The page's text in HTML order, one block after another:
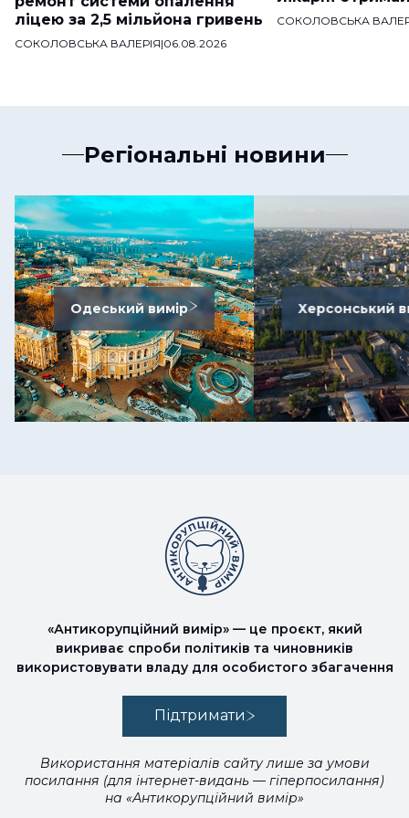
ліцею за 2,5 мільйона гривень
СОКОЛОВСЬКА ВАЛЕРІЯ|06.08.2026
СОКОЛОВСЬКА
Регіональні новини
Одеський вимір Херсонський
«Антикорупційний вимір» — це проєкт, який
викриває спроби політиків та чиновників
використовувати владу для особистого збагачення
Підтримати
Використання матеріалів сайту лише за умови
посилання (для інтернет-видань — гіперпосилання)
на «Антикорупційний вимір»